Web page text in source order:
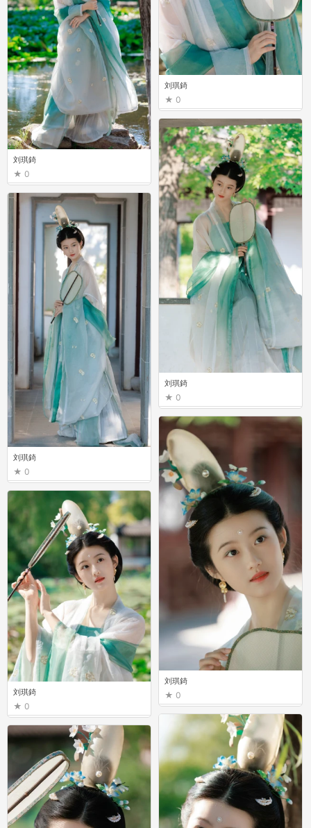
刘琪錡
0
刘琪錡
0
刘琪錡
0
刘琪錡
0
刘琪錡
0
刘琪錡
0